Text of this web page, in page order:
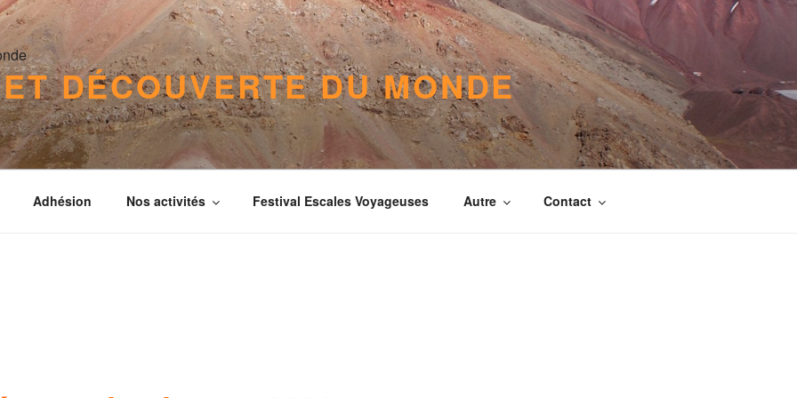
DÉCOUVERTE DU MONDE
Adhésion Nos activités Festival Escales Voyageuses Autre Contact